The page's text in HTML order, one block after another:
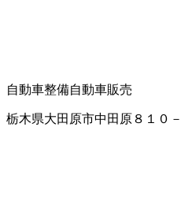
自動車整備自動車販売
栃木県大田原市中田原８１０